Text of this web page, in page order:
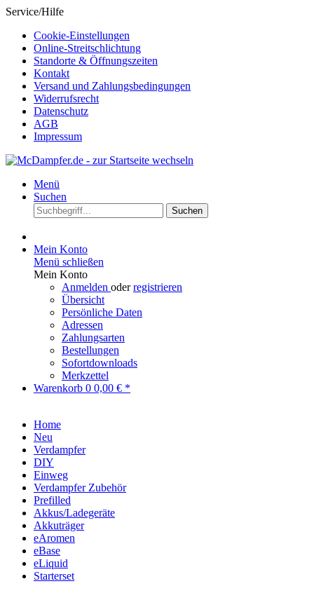
Service/Hilfe
Cookie-Einstellungen
Online-Streitschlichtung
Standorte & Öffnungszeiten
Kontakt
Versand und Zahlungsbedingungen
Widerrufsrecht
Datenschutz
AGB
Impressum
Menü
Suchen
Suchen
Mein Konto
Menü schließen
Mein Konto
Anmelden oderregistrieren
Übersicht
Persönliche Daten
Adressen
Zahlungsarten
Bestellungen
Sofortdownloads
Merkzettel
Warenkorb 0 0,00 € *
Home
Neu
Verdampfer
DIY
Einweg
Verdampfer Zubehör
Prefilled
Akkus/Ladegeräte
Akkuträger
eAromen
eBase
eLiquid
Starterset